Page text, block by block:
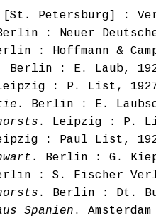
Petersburg] :
: Neuer
: Hoffmann &
Berlin : E. Laub,
: P. List,
. Berlin : E.
. Leipzig : P.
: Paul List,
. Berlin : G.
: S. Fischer
. Berlin : Dt.
Spanien .